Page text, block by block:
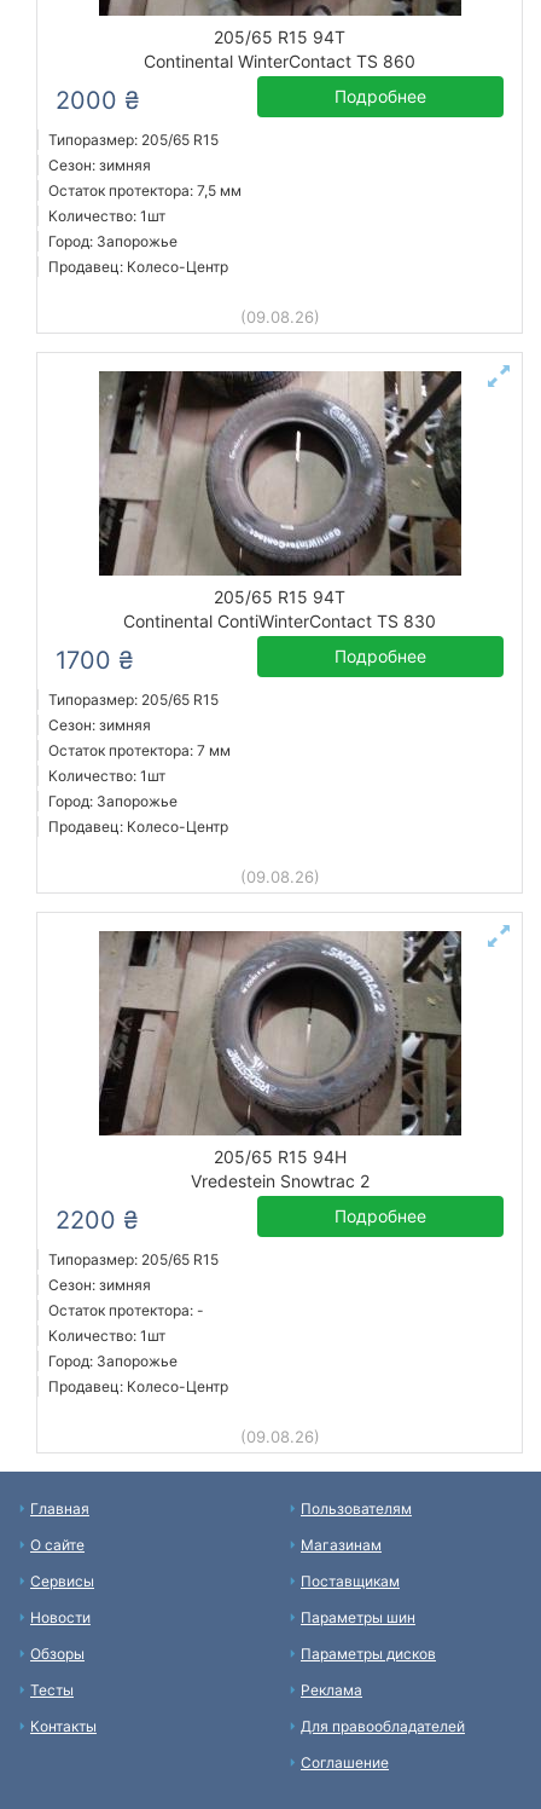
205/65 R15 94T
Continental WinterContact TS 860
2000 ₴ Подробнее
Типоразмер: 205/65 R15
Сезон: зимняя
Остаток протектора: 7,5 мм
Количество: 1шт
Город: Запорожье
Продавец: Колесо-Центр
(09.08.26)
205/65 R15 94T
Continental ContiWinterContact TS 830
1700 ₴ Подробнее
Типоразмер: 205/65 R15
Сезон: зимняя
Остаток протектора: 7 мм
Количество: 1шт
Город: Запорожье
Продавец: Колесо-Центр
(09.08.26)
205/65 R15 94H
Vredestein Snowtrac 2
2200 ₴ Подробнее
Типоразмер: 205/65 R15
Сезон: зимняя
Остаток протектора: -
Количество: 1шт
Город: Запорожье
Продавец: Колесо-Центр
(09.08.26)
Главная
О сайте
Сервисы
Новости
Обзоры
Тесты
Контакты
Пользователям
Магазинам
Поставщикам
Параметры шин
Параметры дисков
Реклама
Для правообладателей
Соглашение